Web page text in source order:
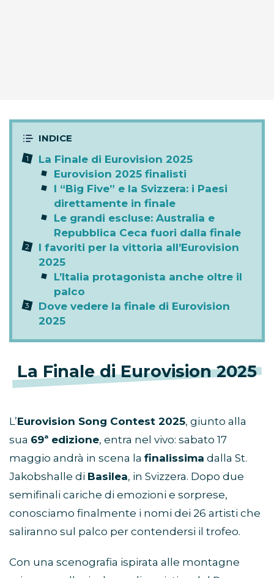
La Finale di Eurovision 2025
Eurovision 2025 finalisti
I “Big Five” e la Svizzera: i Paesi
direttamente in finale
Le grandi escluse: Australia e
Repubblica Ceca fuori dalla finale
I favoriti per la vittoria all’Eurovision
2025
L’Italia protagonista anche oltre il
palco
Dove vedere la finale di Eurovision
2025
La Finale di Eurovision 2025
L’Eurovision Song Contest 2025, giunto alla
sua 69ª edizione, entra nel vivo: sabato 17
maggio andrà in scena la finalissima dalla St.
Jakobshalle di Basilea, in Svizzera. Dopo due
semifinali cariche di emozioni e sorprese,
conosciamo finalmente i nomi dei 26 artisti che
saliranno sul palco per contendersi il trofeo.
Con una scenografia ispirata alle montagne